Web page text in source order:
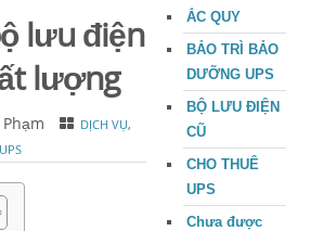
lưu điện
lượng
DỊCH VỤ,
ẮC QUY
BẢO TRÌ BẢO
DƯỠNG UPS
BỘ LƯU ĐIỆN
CŨ
CHO THUÊ
UPS
Chưa được